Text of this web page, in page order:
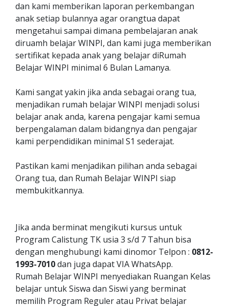
dan kami memberikan laporan perkembangan
anak setiap bulannya agar orangtua dapat
mengetahui sampai dimana pembelajaran anak
diruamh belajar WINPI, dan kami juga memberikan
sertifikat kepada anak yang belajar diRumah
Belajar WINPI minimal 6 Bulan Lamanya.
Kami sangat yakin jika anda sebagai orang tua,
menjadikan rumah belajar WINPI menjadi solusi
belajar anak anda, karena pengajar kami semua
berpengalaman dalam bidangnya dan pengajar
kami perpendidikan minimal S1 sederajat.
Pastikan kami menjadikan pilihan anda sebagai
Orang tua, dan Rumah Belajar WINPI siap
membukitkannya.
Jika anda berminat mengikuti kursus untuk
Program Calistung TK usia 3 s/d 7 Tahun bisa
dengan menghubungi kami dinomor Telpon : 0812-
1993-7010dan juga dapat VIA WhatsApp.
Rumah Belajar WINPI menyediakan Ruangan Kelas
belajar untuk Siswa dan Siswi yang berminat
memilih Program Reguler atau Privat belajar